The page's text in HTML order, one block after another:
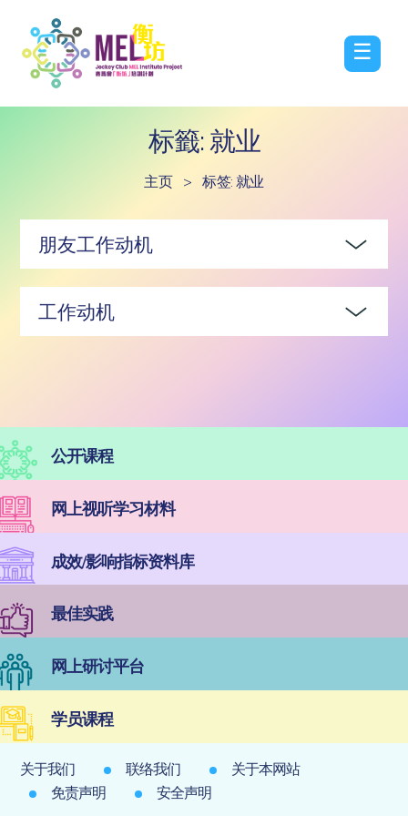
☰
标籤: 就业
主页 > 标签: 就业
朋友工作动机
工作动机
公开课程
网上视听学习材料
成效/影响指标资料库
最佳实践
网上研讨平台
学员课程
关于我们 联络我们
关于本网站
免责声明
安全声明